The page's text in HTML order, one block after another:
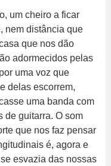
um cheiro a ficar
nem distância que
que nos dão
adormecidos pelas
uma voz que
delas escorrem,
uma banda com
de guitarra. O som
que nos faz pensar
é, agora e
esvazia das nossas